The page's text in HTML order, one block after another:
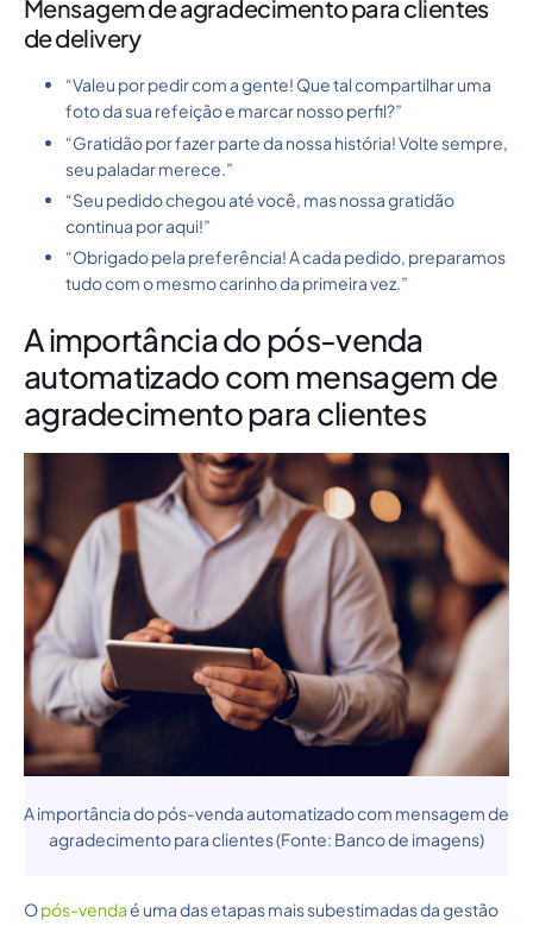
Mensagem de agradecimento para clientes
de delivery
“Valeu por pedir com a gente! Que tal compartilhar uma
foto da sua refeição e marcar nosso perfil?”
“Gratidão por fazer parte da nossa história! Volte sempre,
seu paladar merece.”
“Seu pedido chegou até você, mas nossa gratidão
continua por aqui!”
“Obrigado pela preferência! A cada pedido, preparamos
tudo com o mesmo carinho da primeira vez.”
A importância do pós-venda
automatizado com mensagem de
agradecimento para clientes
A importância do pós-venda automatizado com mensagem de
agradecimento para clientes (Fonte: Banco de imagens)
Opós-vendaé uma das etapas mais subestimadas da gestão